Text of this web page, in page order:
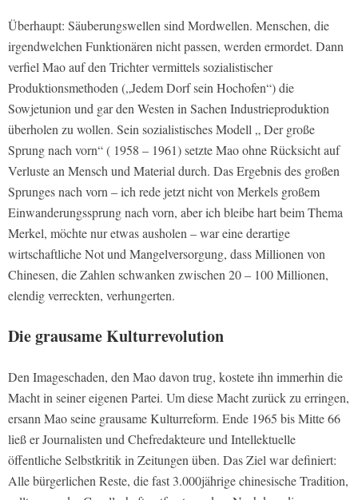
Überhaupt: Säuberungswellen sind Mordwellen. Menschen, die
irgendwelchen Funktionären nicht passen, werden ermordet. Dann
verfiel Mao auf den Trichter vermittels sozialistischer
Produktionsmethoden („Jedem Dorf sein Hochofen“) die
Sowjetunion und gar den Westen in Sachen Industrieproduktion
überholen zu wollen. Sein sozialistisches Modell „ Der große
Sprung nach vorn“ ( 1958 – 1961) setzte Mao ohne Rücksicht auf
Verluste an Mensch und Material durch. Das Ergebnis des großen
Sprunges nach vorn – ich rede jetzt nicht von Merkels großem
Einwanderungssprung nach vorn, aber ich bleibe hart beim Thema
Merkel, möchte nur etwas ausholen – war eine derartige
wirtschaftliche Not und Mangelversorgung, dass Millionen von
Chinesen, die Zahlen schwanken zwischen 20 – 100 Millionen,
elendig verreckten, verhungerten.
Die grausame Kulturrevolution
Den Imageschaden, den Mao davon trug, kostete ihn immerhin die
Macht in seiner eigenen Partei. Um diese Macht zurück zu erringen,
ersann Mao seine grausame Kulturreform. Ende 1965 bis Mitte 66
ließ er Journalisten und Chefredakteure und Intellektuelle
öffentliche Selbstkritik in Zeitungen üben. Das Ziel war definiert:
Alle bürgerlichen Reste, die fast 3.000jährige chinesische Tradition,